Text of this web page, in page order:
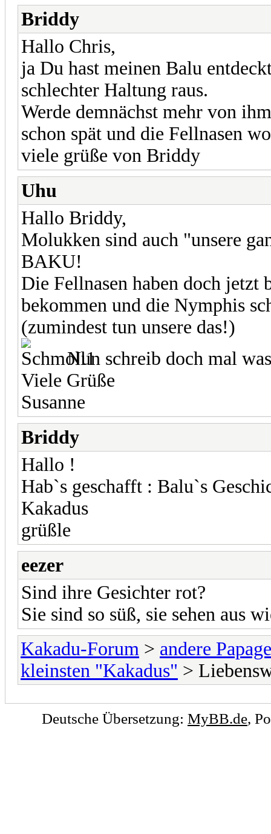
Briddy
Hallo Chris,
ja Du hast meinen Balu
schlechter Haltung raus.
Werde demnächst mehr von
schon spät und die Fellnasen
viele grüße von Briddy
Uhu
Hallo Briddy,
Molukken sind auch "unsere
BAKU!
Die Fellnasen haben doch jetzt
bekommen und die Nymphis
(zumindest tun unsere das!)
Nun schreib doch mal
Viele Grüße
Susanne
Briddy
Hallo !
Hab`s geschafft : Balu`s
Kakadus
grüßle
eezer
Sind ihre Gesichter rot?
Sie sind so süß, sie sehen aus
Kakadu-Forum > andere
kleinsten "Kakadus" >
Deutsche Übersetzung: MyBB.de,